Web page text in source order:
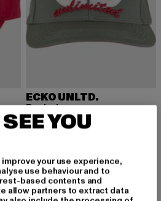
29,99 EUR
ECKO UNLTD.
Revival
23,09 EUR
Derzeitiger Preis: 23,09 EUR
29,99 EUR
YOU
your use experience,
use behaviour and to
based contents and
allow partners to extract data